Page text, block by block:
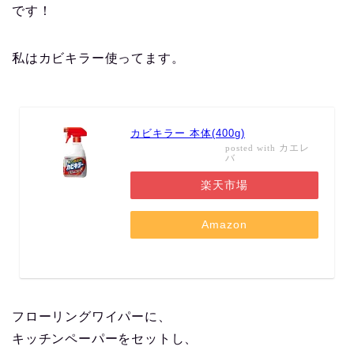
です！
私はカビキラー使ってます。
カビキラー 本体(400g)
posted with カエレ
バ
楽天市場
Amazon
フローリングワイパーに、
キッチンペーパーをセットし、